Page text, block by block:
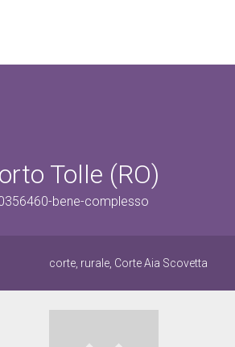
Tolle (RO)
bene-complesso
corte, rurale, Corte Aia Scovetta